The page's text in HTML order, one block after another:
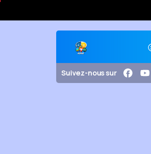
Suivez-nous sur